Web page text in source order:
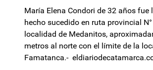
María Elena Condori de 32 años fue
hecho sucedido en ruta provincial
localidad de Medanitos,
metros al norte con el límite de la
Famatanca.-